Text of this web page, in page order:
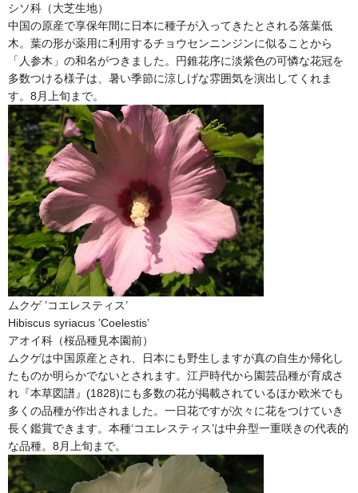
シソ科（大芝生地）
中国の原産で享保年間に日本に種子が入ってきたとされる落葉低
木。葉の形が薬用に利用するチョウセンニンジンに似ることから
「人参木」の和名がつきました。円錐花序に淡紫色の可憐な花冠を
多数つける様子は、暑い季節に涼しげな雰囲気を演出してくれま
す。8月上旬まで。
ムクゲ ’コエレスティス’
Hibiscus syriacus ’Coelestis’
アオイ科（桜品種見本園前）
ムクゲは中国原産とされ、日本にも野生しますが真の自生か帰化し
たものか明らかでないとされます。江戸時代から園芸品種が育成さ
れ『本草図譜』(1828)にも多数の花が掲載されているほか欧米でも
多くの品種が作出されました。一日花ですが次々に花をつけていき
長く鑑賞できます。本種‘コエレスティス’は中弁型一重咲きの代表的
な品種。8月上旬まで。